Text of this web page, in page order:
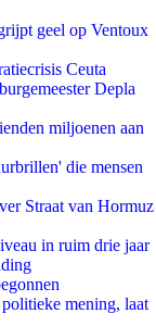
geel op Ventoux
Ceuta
Depla
miljoenen aan
die mensen
Straat van Hormuz
in ruim drie jaar
politieke mening, laat